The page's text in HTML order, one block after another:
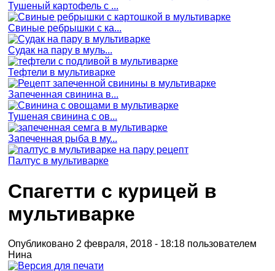
Тушеный картофель с ...
Свиные ребрышки с ка...
Судак на пару в муль...
Тефтели в мультиварке
Запеченная свинина в...
Тушеная свинина с ов...
Запеченная рыба в му...
Палтус в мультиварке
Спагетти с курицей в
мультиварке
Опубликовано 2 февраля, 2018 - 18:18 пользователем
Нина